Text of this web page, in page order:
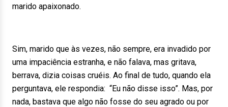
marido apaixonado.
Sim, marido que às vezes, não sempre, era invadido por
uma impaciência estranha, e não falava, mas gritava,
berrava, dizia coisas cruéis. Ao final de tudo, quando ela
perguntava, ele respondia: “Eu não disse isso”. Mas, por
nada, bastava que algo não fosse do seu agrado ou por